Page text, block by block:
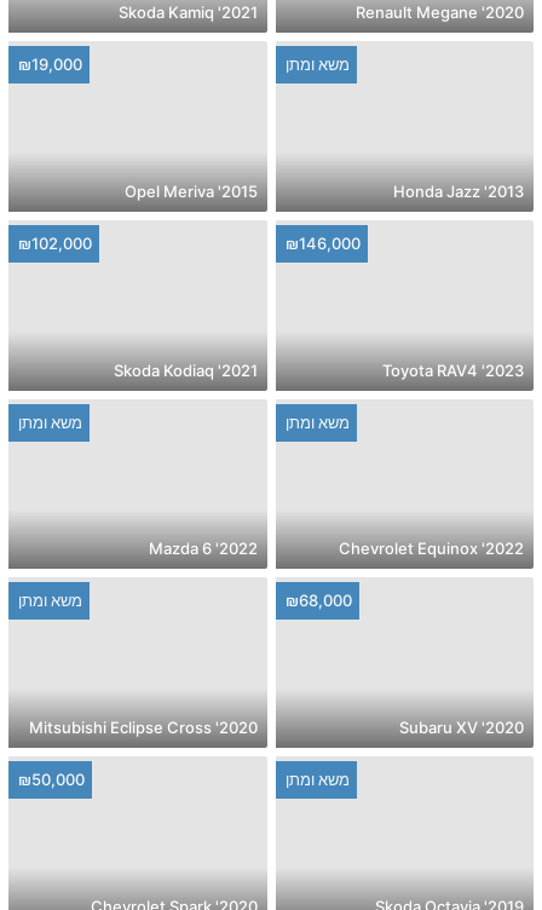
2020' Renault Megane
2021' Skoda Kamiq
משא ומתן
2013' Honda Jazz
₪19,000
2015' Opel Meriva
₪146,000
2023' Toyota RAV4
₪102,000
2021' Skoda Kodiaq
משא ומתן
2022' Chevrolet Equinox
משא ומתן
2022' Mazda 6
₪68,000
2020' Subaru XV
משא ומתן
2020' Mitsubishi Eclipse Cross
משא ומתן ₪50,000